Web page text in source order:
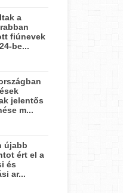
a
fiúnevek
be...
jelentős
m...
újabb
ért el a
és
ar...